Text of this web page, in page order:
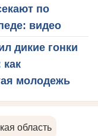
по
видео
дикие гонки
как
молодежь
область